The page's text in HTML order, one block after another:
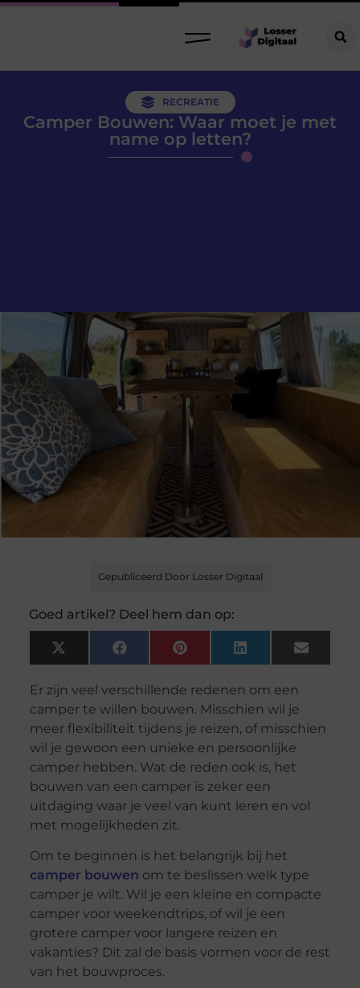
RECREATIE
Camper Bouwen: Waar moet je met
name op letten?
Gepubliceerd Door Losser Digitaal
Goed artikel? Deel hem dan op:
X
(Twitter)
FacebookPinterest LinkedIn Email
Er zijn veel verschillende redenen om een
camper te willen bouwen. Misschien wil je
meer flexibiliteit tijdens je reizen, of misschien
wil je gewoon een unieke en persoonlijke
camper hebben. Wat de reden ook is, het
bouwen van een camper is zeker een
uitdaging waar je veel van kunt leren en vol
met mogelijkheden zit.
Om te beginnen is het belangrijk bij het
camper bouwen om te beslissen welk type
camper je wilt. Wil je een kleine en compacte
camper voor weekendtrips, of wil je een
grotere camper voor langere reizen en
vakanties? Dit zal de basis vormen voor de rest
van het bouwproces.